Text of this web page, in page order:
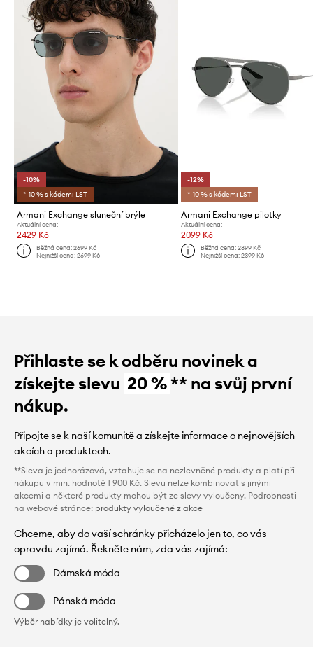
-10%
*-10 % s kódem: LST
Armani Exchange sluneční brýle
Aktuální cena:
2429 Kč
Běžná cena:2699 Kč
Nejnižší cena:2699 Kč
-12%
*-10 % s kódem: LST
Armani Exchange pilotky
Aktuální cena:
2099 Kč
Běžná cena: 2899 Kč
Nejnižší cena: 2399 Kč
Přihlaste se k odběru novinek a
získejte slevu 20 %** na svůj první
nákup.
Připojte se k naší komunitě a získejte informace o nejnovějších
akcích a produktech.
**Sleva je jednorázová, vztahuje se na nezlevněné produkty a platí při
nákupu v min. hodnotě 1 900 Kč. Slevu nelze kombinovat s jinými
akcemi a některé produkty mohou být ze slevy vyloučeny. Podrobnosti
na webové stránce: produkty vyloučené z akce
Chceme, aby do vaší schránky přicházelo jen to, co vás
opravdu zajímá. Řekněte nám, zda vás zajímá:
Dámská móda
Pánská móda
Výběr nabídky je volitelný.